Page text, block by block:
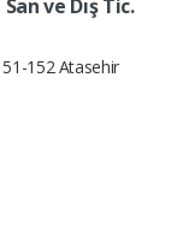
ve Dış Tic.
152 Atasehir